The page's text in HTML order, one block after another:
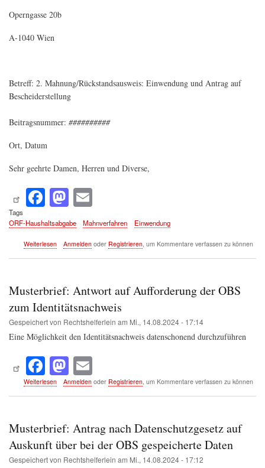
Operngasse 20b
A-1040 Wien
Betreff: 2. Mahnung/Rückstandsausweis: Einwendung und Antrag auf
Bescheiderstellung
Beitragsnummer: ##########
Ort, Datum
Sehr geehrte Damen, Herren und Diverse,
Fa
ce
bo
ok
M
as
to
do
ail
Tags
ORF-Haushaltsabgabe
Mahnverfahren Einwendung
Weiterlesenüber
OBS
(ORF-
Haushaltsabgabe)
Anmeldenoder Registrieren, um Kommentare verfassen zu können
Musterbrief: Antwort auf Aufforderung der OBS
zum Identitätsnachweis
Gespeichert von Rechtshelferlein am Mi., 14.08.2024 - 17:14
Eine Möglichkeit den Identitätsnachweis datenschonend durchzuführen
Fa
ce
bo
ok
M
as
to
do
n
m
ail
Weiterlesenüber
der
OBS
zum
Identitätsnachweis
Anmeldenoder Registrieren, um Kommentare verfassen zu können
Musterbrief: Antrag nach Datenschutzgesetz auf
Auskunft über bei der OBS gespeicherte Daten
Gespeichert von Rechtshelferlein am Mi., 14.08.2024 - 17:12